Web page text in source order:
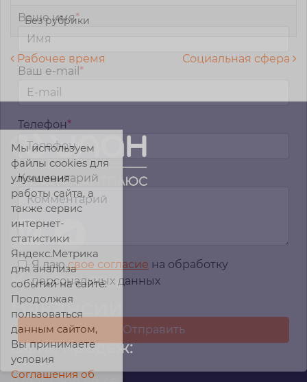
Без рубрики
Навигация по записям
Рабочее время Социальная сфера
Контакты
Вакансии
Офис продаж:
Ваше имя*
Ваш e-mail *
Телефон*
Комментарий
Я даюсвое согласие на обработку
персональных данных
Мы используем
файлы cookies для
улучшения
работы сайта, а
также сервис
интернет-
статистики
Яндекс.Метрика
для анализа
событий на сайте.
Продолжая
пользоваться
данным сайтом,
Вы принимаете
условия
Соглашения об